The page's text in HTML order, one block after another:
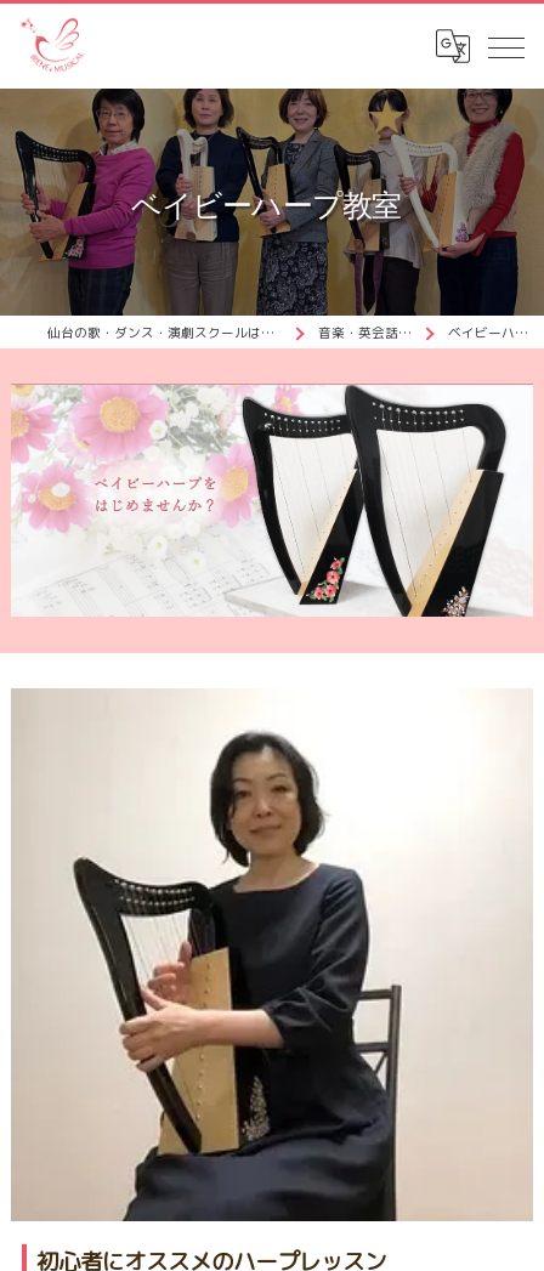
ベイビーハープ教室
仙台の歌・ダンス・演劇スクールはイリナミュージカル 音楽・英会話スクール ベイビーハープ教室
​初心者にオススメのハープレッスン